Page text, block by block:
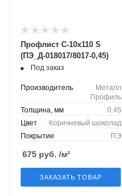
Профлист С-10х110 S
(ПЭ_Д-018017/8017-0,45)
Под заказ
Производитель
Металл
Профиль
Толщина, мм
0.45
Цвет
Коричневый шоколад
Покрытие
ПЭ
675 руб. /м²
ЗАКАЗАТЬ ТОВАР